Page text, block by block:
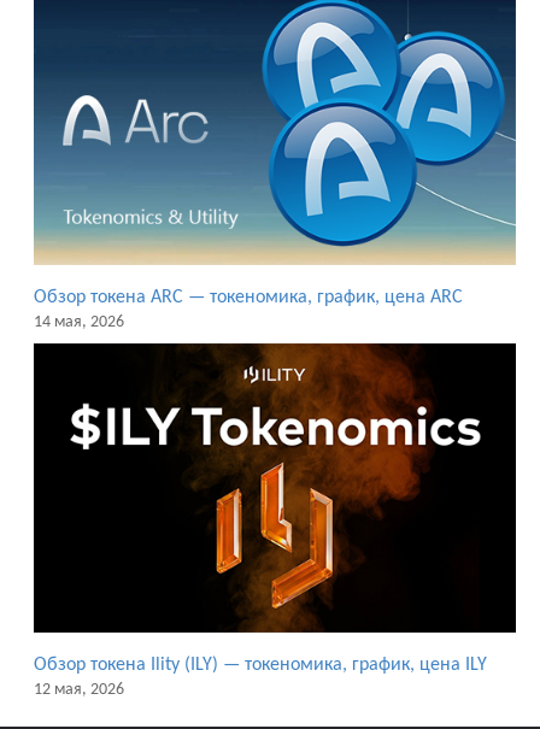
Обзор токена ARC — токеномика, график, цена ARC
14 мая, 2026
Обзор токена Ility (ILY) — токеномика, график, цена ILY
12 мая, 2026